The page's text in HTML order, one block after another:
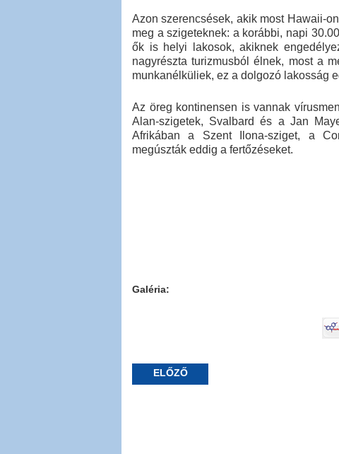
Azon szerencsések, akik most Hawaii-
meg a szigeteknek: a korábbi, napi
ők is helyi lakosok, akiknek
nagyrészta turizmusból élnek, most a
munkanélküliek, ez a dolgozó lakosság
Az öreg kontinensen is vannak
Alan-szigetek, Svalbard és a Jan
Afrikában a Szent Ilona-sziget, a
megúszták eddig a fertőzéseket.
Galéria:
ELŐZŐ